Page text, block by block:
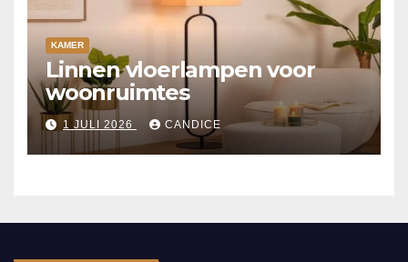
KAMER
Linnen vloerlampen voor
woonruimtes
1 JULI 2026 CANDICE